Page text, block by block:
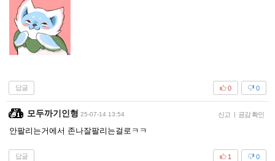
답글 0
0
모두까기인형 25-07-14 13:54 신고 | 공감 확인
안팔리는거에서 존나잘팔리는걸로ㅋㅋ
답글 0
1